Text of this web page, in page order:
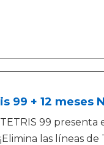
99 + 12 meses
TETRIS 99 presenta
¡Elimina las líneas